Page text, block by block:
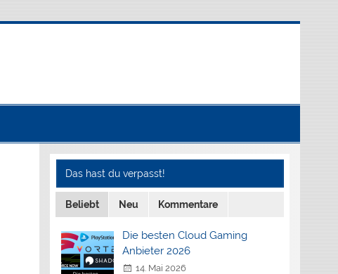
Das hast du verpasst!
Beliebt Neu Kommentare
Die besten Cloud Gaming
Anbieter 2026
14. Mai 2026